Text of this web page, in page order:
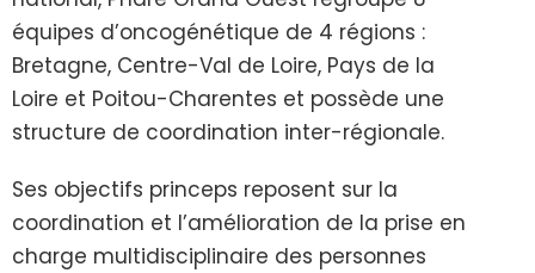
équipes d’oncogénétique de 4 régions :
Bretagne, Centre-Val de Loire, Pays de la
Loire et Poitou-Charentes et possède une
structure de coordination inter-régionale.
Ses objectifs princeps reposent sur la
coordination et l’amélioration de la prise en
charge multidisciplinaire des personnes